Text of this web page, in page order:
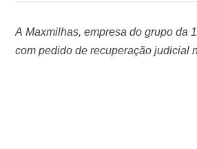
A Maxmilhas, empresa do grupo da
com pedido de recuperação judicial